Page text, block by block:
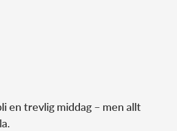
en trevlig middag – men allt